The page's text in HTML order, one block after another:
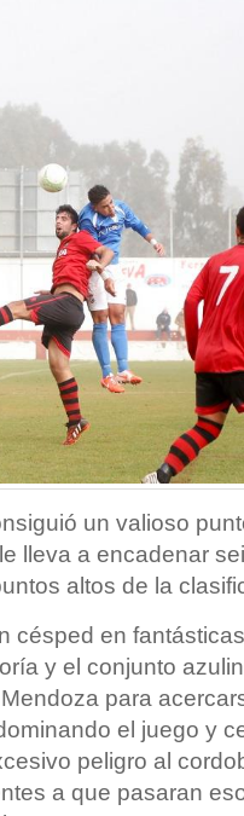
un valioso
lleva a encadenar
altos de la
césped en
y el conjunto
para
el juego y
peligro al
a que pasaran